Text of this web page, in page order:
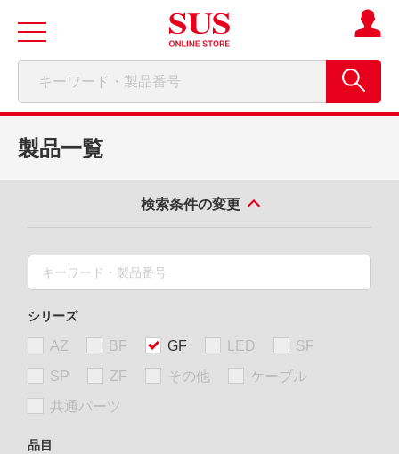
製品一覧
検索条件の変更
シリーズ
AZ BF GF LED
SF
SP
ZF その他
ケーブル
共通パーツ
品目